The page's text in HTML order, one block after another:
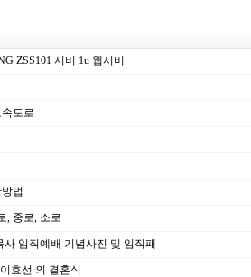
ZSS101 서버 1u 웹서버
도로
법
, 중로, 소로
사 임직예배 기념사진 및 임직패
효선 의 결혼식